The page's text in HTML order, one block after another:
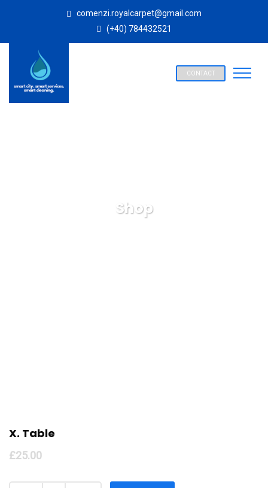
comenzi.royalcarpet@gmail.com
(+40) 784432521
CONTACT
Shop
X. Table
£25.00